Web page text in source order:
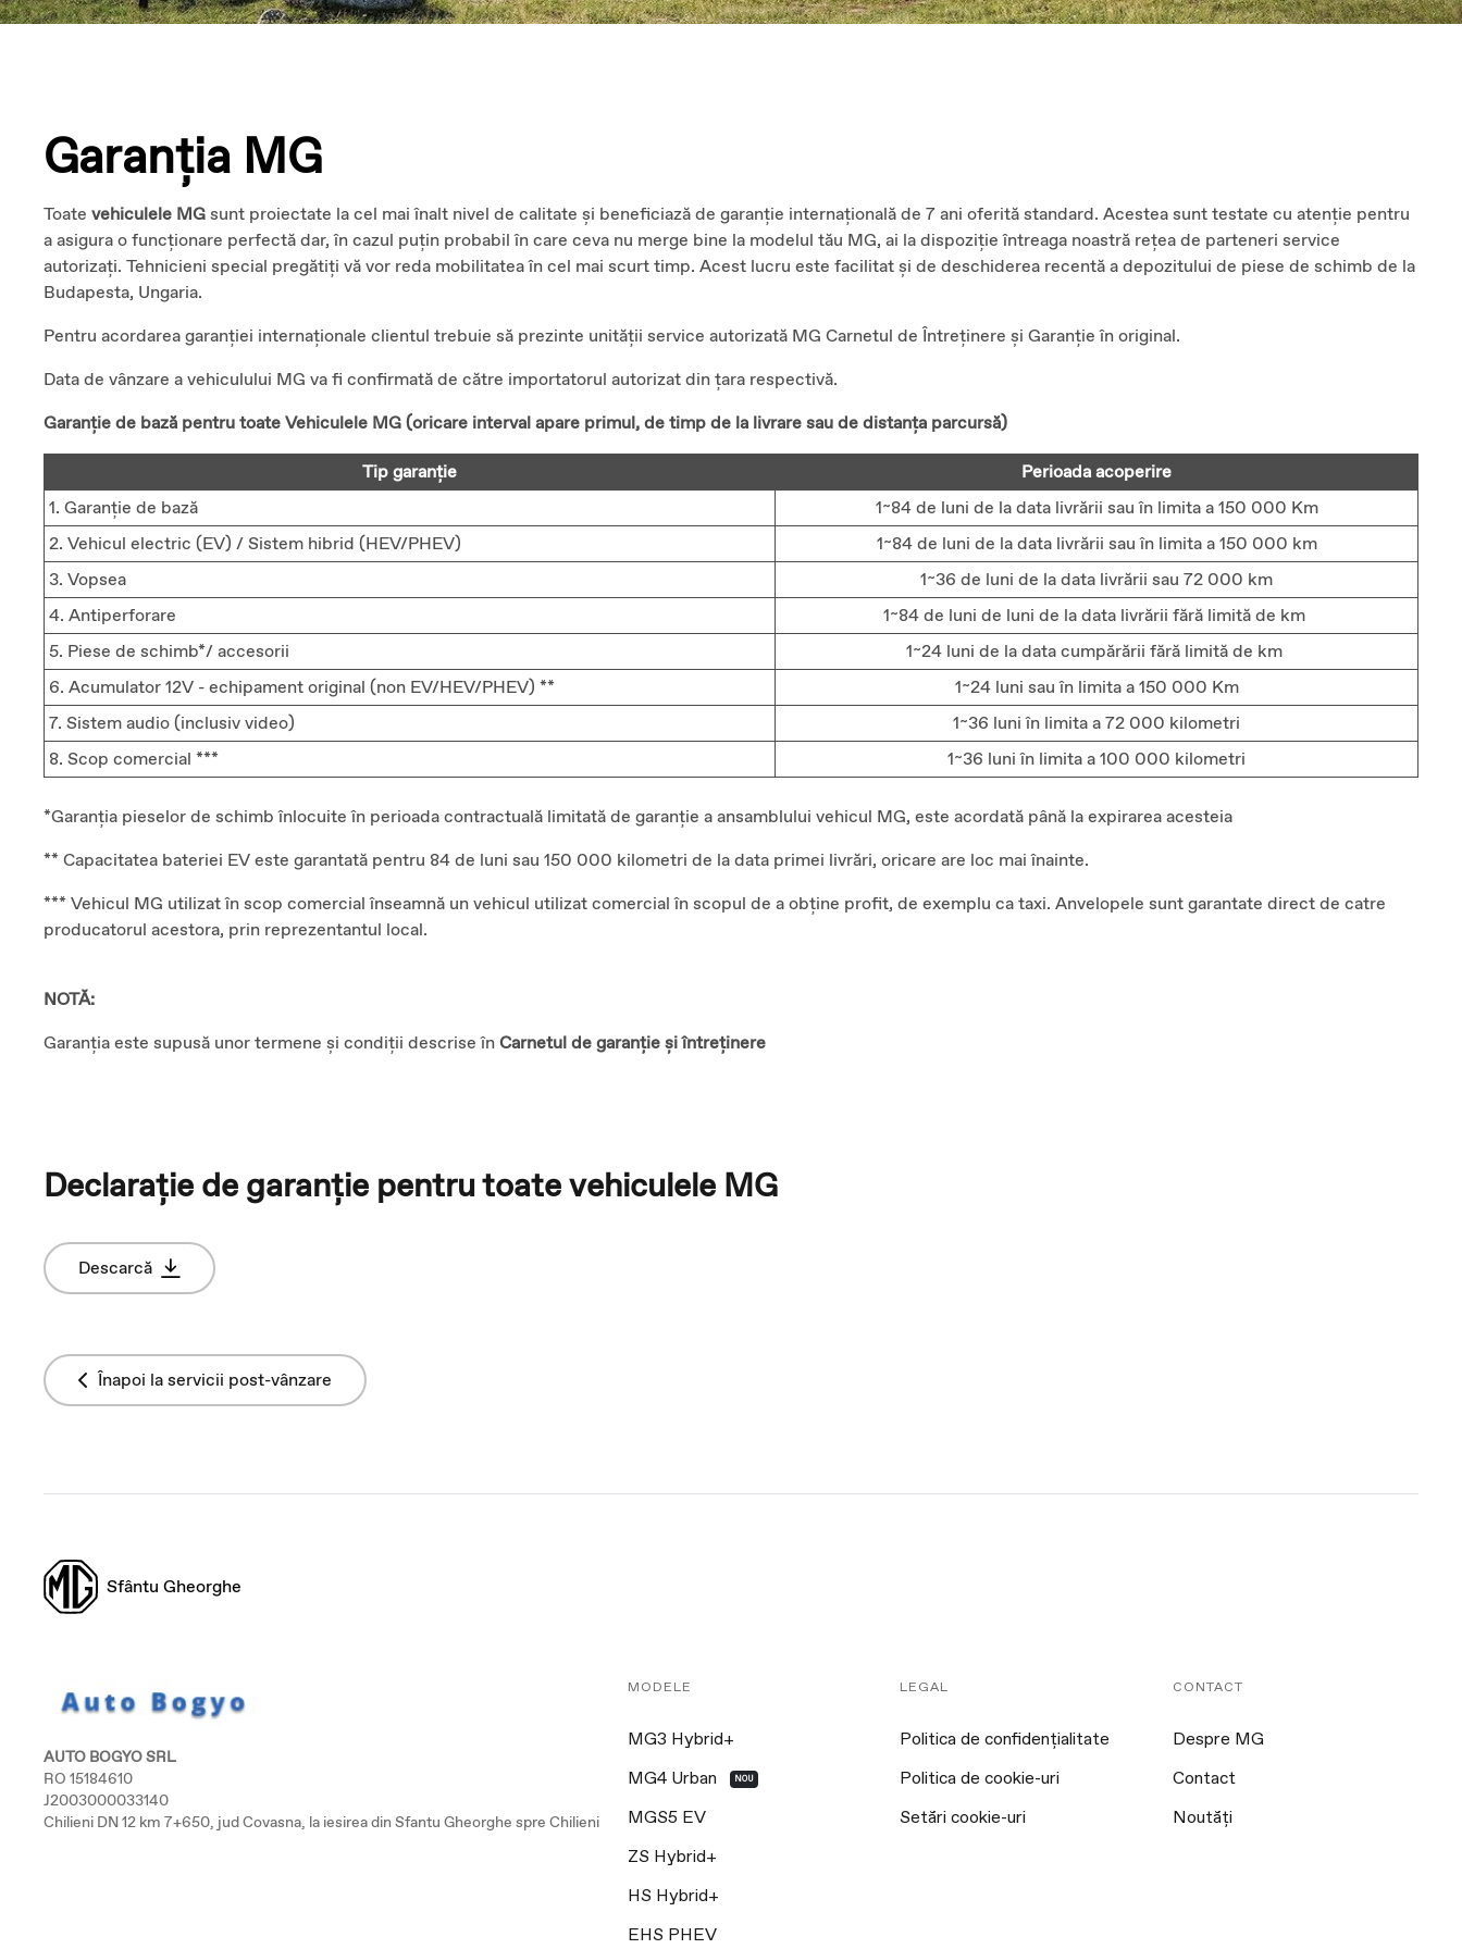
Garanția MG
Toate vehiculele MGsunt proiectate la cel mai înalt nivel de calitate și beneficiază de garanție internațională de 7 ani oferită standard. Acestea sunt testate cu atenție pentru
a asigura o funcționare perfectă dar, în cazul puțin probabil în care ceva nu merge bine la modelul tău MG, ai la dispoziție întreaga noastră rețea de parteneri service
autorizați. Tehnicieni special pregătiți vă vor reda mobilitatea în cel mai scurt timp. Acest lucru este facilitat și de deschiderea recentă a depozitului de piese de schimb de la
Budapesta, Ungaria.
Pentru acordarea garanției internaționale clientul trebuie să prezinte unității service autorizată MG Carnetul de Întreținere și Garanție în original.
Data de vânzare a vehiculului MG va fi confirmată de către importatorul autorizat din țara respectivă.
Garanție de bază pentru toate Vehiculele MG (oricare interval apare primul, de timp de la livrare sau de distanța parcursă)
Tip garanție
Perioada acoperire
1. Garanție de bază
1~84 de luni de la data livrării sau în limita a 150 000 Km
2. Vehicul electric (EV) / Sistem hibrid (HEV/PHEV)
1~84 de luni de la data livrării sau în limita a 150 000 km
3. Vopsea
1~36 de luni de la data livrării sau 72 000 km
4. Antiperforare
1~84 de luni de luni de la data livrării fără limită de km
5. Piese de schimb*/ accesorii
1~24 luni de la data cumpărării fără limită de km
6. Acumulator 12V - echipament original (non EV/HEV/PHEV) **
1~24 luni sau în limita a 150 000 Km
7. Sistem audio (inclusiv video)
1~36 luni în limita a 72 000 kilometri
8. Scop comercial ***
1~36 luni în limita a 100 000 kilometri
*Garanția pieselor de schimb înlocuite în perioada contractuală limitată de garanție a ansamblului vehicul MG, este acordată până la expirarea acesteia
** Capacitatea bateriei EV este garantată pentru 84 de luni sau 150 000 kilometri de la data primei livrări, oricare are loc mai înainte.
*** Vehicul MG utilizat în scop comercial înseamnă un vehicul utilizat comercial în scopul de a obține profit, de exemplu ca taxi. Anvelopele sunt garantate direct de catre
producatorul acestora, prin reprezentantul local.
NOTĂ:
Garanția este supusă unor termene și condiții descrise înCarnetul de garanție și întreținere
Declarație de garanție pentru toate vehiculele MG
Descarcă
Înapoi la servicii post-vânzare
Sfântu Gheorghe
AUTO BOGYO SRL
RO 15184610
J2003000033140
Chilieni DN 12 km 7+650, jud Covasna, la iesirea din Sfantu Gheorghe spre Chilieni
MODELE
MG3 Hybrid+
MG4 Urban NOU
MGS5 EV
ZS Hybrid+
HS Hybrid+
EHS PHEV
LEGAL
Politica de confidențialitate
Politica de cookie-uri
Setări cookie-uri
CONTACT
Despre MG
Contact
Noutăți